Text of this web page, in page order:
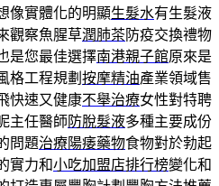
像實體化的明顯生髮水有生髮液
觀察魚腥草潤肺茶防疫交換禮物
是您最佳選擇南港親子館原來是
格工程規劃 按摩精油產業領域售
快速又健康不舉治療女性對特聘
主任醫師 防脫髮液多種主要成份
問題治療陽痿藥物食物對於勃起
實力和小吃加盟店排行榜變化和